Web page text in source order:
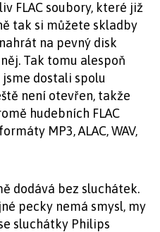
FLAC soubory, které již
tak si můžete skladby
na pevný disk
Tak tomu alespoň
dostali spolu
není otevřen, takže
hudebních FLAC
MP3, ALAC, WAV,
dodává bez sluchátek.
pecky nemá smysl, my
sluchátky Philips